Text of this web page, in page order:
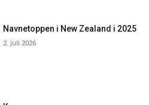
Navnetoppen i New Zealand i 2025
2. juli 2026